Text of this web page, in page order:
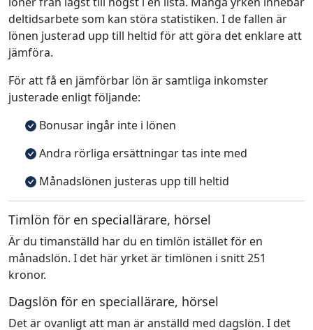
deltidsarbete som kan störa statistiken. I de fallen är
lönen justerad upp till heltid för att göra det enklare att
jämföra.
För att få en jämförbar lön är samtliga inkomster
justerade enligt följande:
Bonusar ingår inte i lönen
Andra rörliga ersättningar tas inte med
Månadslönen justeras upp till heltid
Timlön för en speciallärare, hörsel
Är du timanställd har du en timlön istället för en
månadslön. I det här yrket är timlönen i snitt 251
kronor.
Dagslön för en speciallärare, hörsel
Det är ovanligt att man är anställd med dagslön. I det